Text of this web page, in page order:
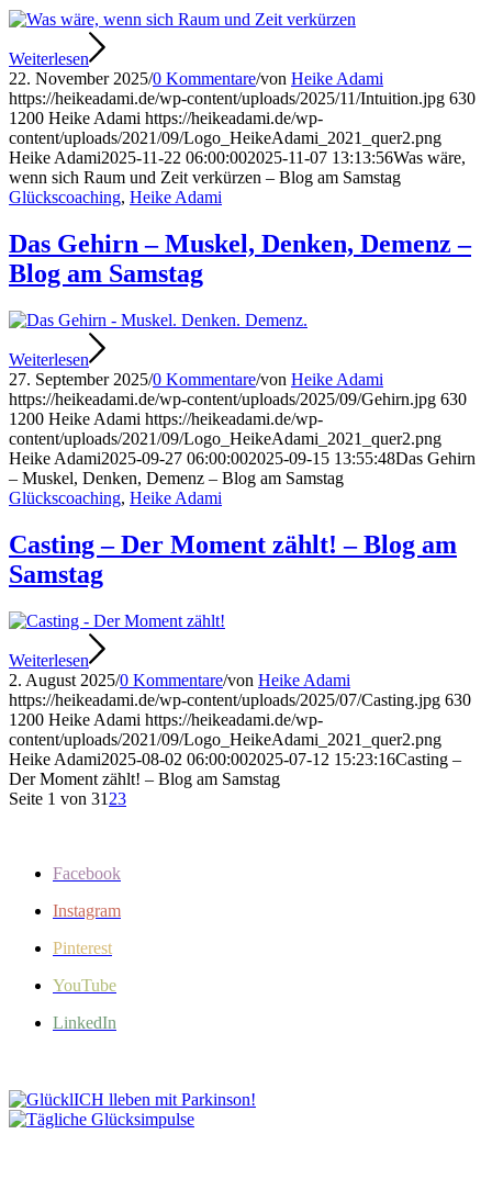
Weiterlesen
22. November 2025/0 Kommentare/von Heike Adami
https://heikeadami.de/wp-content/uploads/2025/11/Intuition.jpg 630
1200 Heike Adami https://heikeadami.de/wp-
content/uploads/2021/09/Logo_HeikeAdami_2021_quer2.png
Heike Adami2025-11-22 06:00:002025-11-07 13:13:56Was wäre,
wenn sich Raum und Zeit verkürzen – Blog am Samstag
Glückscoaching, Heike Adami
Das Gehirn – Muskel, Denken, Demenz –
Blog am Samstag
Weiterlesen
27. September 2025/0 Kommentare/von Heike Adami
https://heikeadami.de/wp-content/uploads/2025/09/Gehirn.jpg 630
1200 Heike Adami https://heikeadami.de/wp-
content/uploads/2021/09/Logo_HeikeAdami_2021_quer2.png
Heike Adami2025-09-27 06:00:002025-09-15 13:55:48Das Gehirn
– Muskel, Denken, Demenz – Blog am Samstag
Glückscoaching, Heike Adami
Casting – Der Moment zählt! – Blog am
Samstag
Weiterlesen
2. August 2025/0 Kommentare/von Heike Adami
https://heikeadami.de/wp-content/uploads/2025/07/Casting.jpg 630
1200 Heike Adami https://heikeadami.de/wp-
content/uploads/2021/09/Logo_HeikeAdami_2021_quer2.png
Heike Adami2025-08-02 06:00:002025-07-12 15:23:16Casting –
Der Moment zählt! – Blog am Samstag
Seite 1 von 31 23
Facebook
Instagram
Pinterest
YouTube
LinkedIn